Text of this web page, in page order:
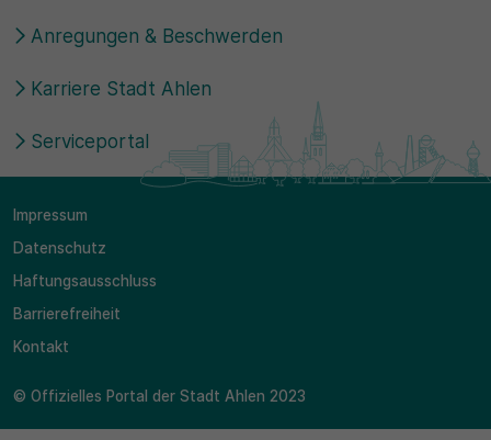
Anregungen & Beschwerden
Karriere Stadt Ahlen
Serviceportal
Impressum
Datenschutz
Haftungsausschluss
Barrierefreiheit
Kontakt
© Offizielles Portal der Stadt Ahlen 2023